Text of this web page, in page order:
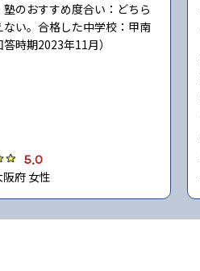
塾のおすすめ度合い：どちら
ない。合格した中学校：甲南
時期2023年11月）
5.0
府 女性